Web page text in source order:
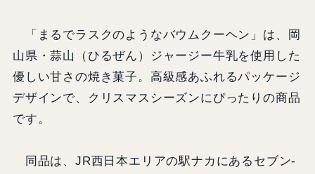
「まるでラスクのようなバウムクーヘン」は、岡
山県・蒜山（ひるぜん）ジャージー牛乳を使用した
優しい甘さの焼き菓子。高級感あふれるパッケージ
デザインで、クリスマスシーズンにぴったりの商品
です。
同品は、JR西日本エリアの駅ナカにあるセブン‐